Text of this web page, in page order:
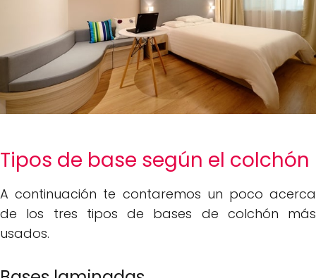
Tipos de base según el colchón
A continuación te contaremos un poco acerca
de los tres tipos de bases de colchón más
usados.